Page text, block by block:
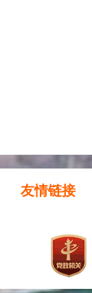
友情链接